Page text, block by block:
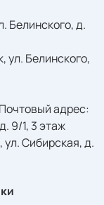
Белинского, д.
ул. Белинского,
Почтовый адрес:
9/1, 3 этаж
Сибирская, д.